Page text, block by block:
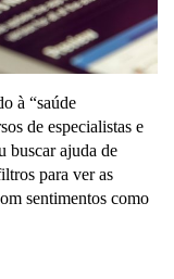
à “saúde
de especialistas e
buscar ajuda de
para ver as
sentimentos como